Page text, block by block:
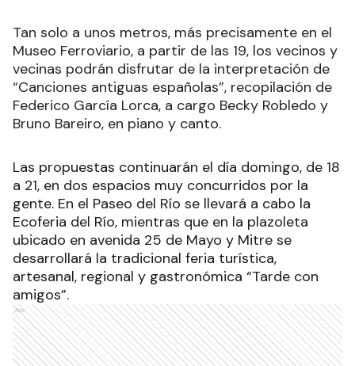
Tan solo a unos metros, más precisamente en el
Museo Ferroviario, a partir de las 19, los vecinos y
vecinas podrán disfrutar de la interpretación de
“Canciones antiguas españolas”, recopilación de
Federico García Lorca, a cargo Becky Robledo y
Bruno Bareiro, en piano y canto.
Las propuestas continuarán el día domingo, de 18
a 21, en dos espacios muy concurridos por la
gente. En el Paseo del Río se llevará a cabo la
Ecoferia del Río, mientras que en la plazoleta
ubicado en avenida 25 de Mayo y Mitre se
desarrollará la tradicional feria turística,
artesanal, regional y gastronómica “Tarde con
amigos”.
Ads